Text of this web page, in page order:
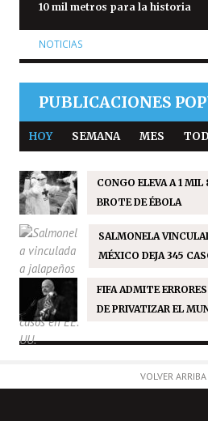
10 mil metros para la historia
NOTICIAS
PUBLICACIONES
HOY SEMANA MES
CONGO ELEVA A 1
BROTE DE ÉBOLA
SALMONELA
MÉXICO DEJA 345
FIFA ADMITE
DE PRIVATIZAR EL
VOLVER ARRIBA